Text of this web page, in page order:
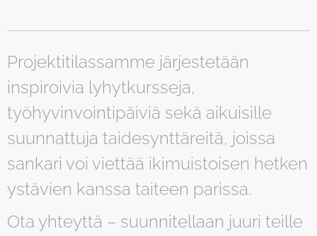
Projektitilassamme järjestetään
inspiroivia lyhytkursseja,
työhyvinvointipäiviä sekä aikuisille
suunnattuja taidesynttäreitä, joissa
sankari voi viettää ikimuistoisen hetken
ystävien kanssa taiteen parissa.
Ota yhteyttä – suunnitellaan juuri teille